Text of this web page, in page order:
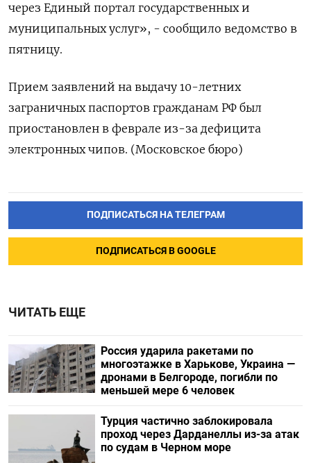
через Единый портал государственных и
муниципальных услуг», - сообщило ведомство в
пятницу.
Прием заявлений на выдачу 10-летних
заграничных паспортов гражданам РФ был
приостановлен в феврале из-за дефицита
электронных чипов. (Московское бюро)
ПОДПИСАТЬСЯ НА ТЕЛЕГРАМ
ПОДПИСАТЬСЯ В GOOGLE
ЧИТАТЬ ЕЩЕ
Россия ударила ракетами по
многоэтажке в Харькове, Украина —
дронами в Белгороде, погибли по
меньшей мере 6 человек
Турция частично заблокировала
проход через Дарданеллы из-за атак
по судам в Черном море